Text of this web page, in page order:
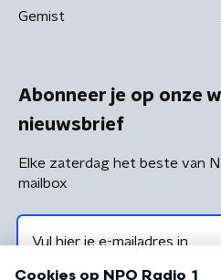
Gemist
Abonneer je op onze
nieuwsbrief
Elke zaterdag het beste van
mailbox